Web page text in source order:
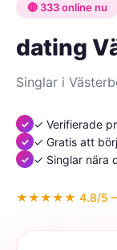
🔴 333 online nu
dating
Singlar i
✓ Verifierade
✓ Gratis att
✓ Singlar nära
★★★★★ 4.8/5 —